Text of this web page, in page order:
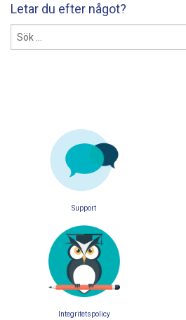
Letar du efter något?
Sök
Support
Integritetspolicy